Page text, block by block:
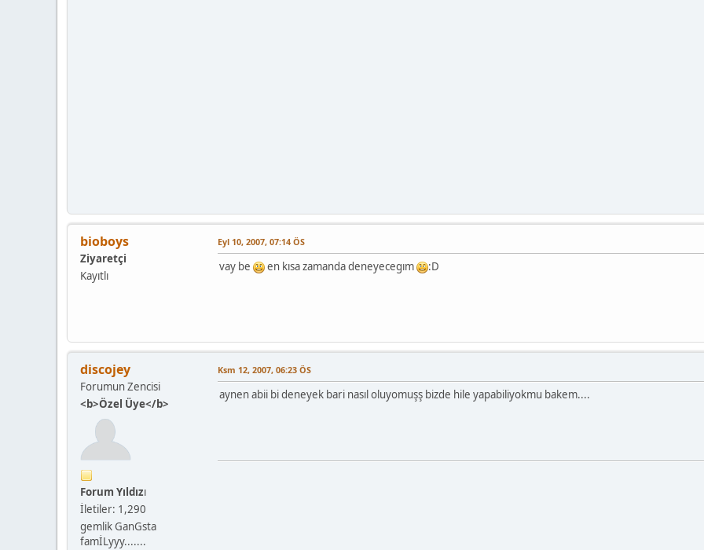
bioboys
Ziyaretçi
Kayıtlı
Eyl 10, 2007, 07:14 ÖS
vay be en kısa zamanda deneyecegım :D
discojey
Forumun Zencisi
<b>Özel Üye</b>
Forum Yıldızı
İletiler: 1,290
gemlik GanGsta
famİLyyy.......
Ksm 12, 2007, 06:23 ÖS
aynen abii bi deneyek bari nasıl oluyomuşş bizde hile yapabiliyokmu bakem....